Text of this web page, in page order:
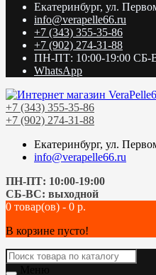
Екатеринбург, ул.
info@verapelle66.ru
+7 (343) 355-35-86
+7 (902) 274-31-88
ПН-ПТ: 10:00-19:00 СБ-
WhatsApp
+7 (343) 355-35-86
+7 (902) 274-31-88
Екатеринбург, ул.
info@verapelle66.ru
ПН-ПТ: 10:00-19:00
СБ-ВС: выходной
0 товар(ов) - 0 р.
В корзине пусто!